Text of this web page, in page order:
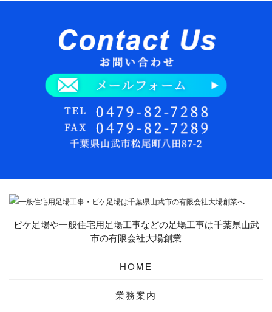
ビケ足場や一般住宅用足場工事などの足場工事は千葉県山武
市の有限会社大場創業
HOME
業務案内